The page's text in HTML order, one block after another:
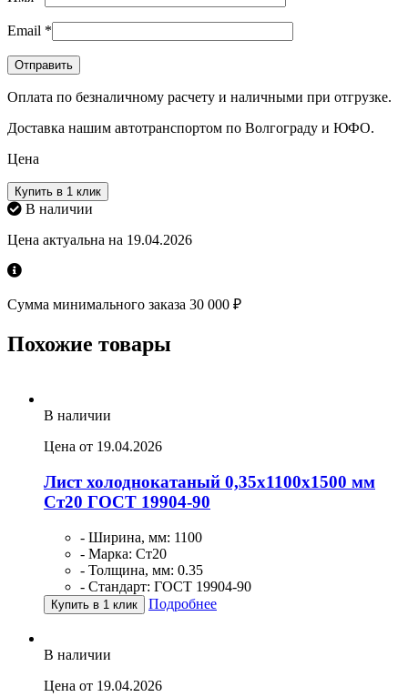
Email *
Оплата по безналичному расчету и наличными при отгрузке.
Доставка нашим автотранспортом по Волгограду и ЮФО.
Цена
Купить в 1 клик
В наличии
Цена актуальна на 19.04.2026
Сумма минимального заказа 30 000 ₽
Похожие товары
В наличии
Цена от 19.04.2026
Лист холоднокатаный 0,35х1100х1500 мм
Ст20 ГОСТ 19904-90
- Ширина, мм: 1100
- Марка: Ст20
- Толщина, мм: 0.35
- Стандарт: ГОСТ 19904-90
Купить в 1 клик Подробнее
В наличии
Цена от 19.04.2026